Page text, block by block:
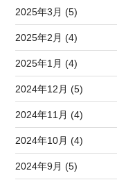
2025年3月 (5)
2025年2月 (4)
2025年1月 (4)
2024年12月 (5)
2024年11月 (4)
2024年10月 (4)
2024年9月 (5)